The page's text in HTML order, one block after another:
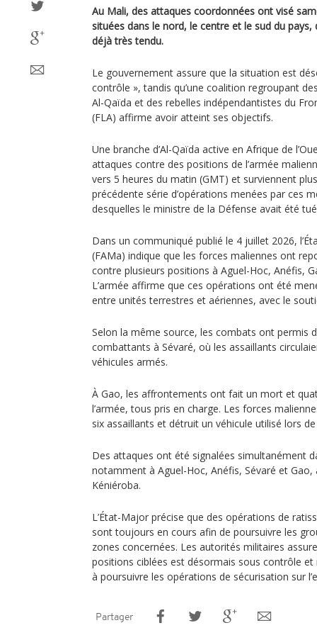
Au Mali, des attaques coordonnées ont visé
situées dans le nord, le centre et le sud du
déjà très tendu.
Le gouvernement assure que la situation est
contrôle », tandis qu’une coalition regroupant
Al-Qaïda et des rebelles indépendantistes du
(FLA) affirme avoir atteint ses objectifs.
Une branche d’Al-Qaïda active en Afrique de
attaques contre des positions de l’armée
vers 5 heures du matin (GMT) et surviennent
précédente série d’opérations menées par ces
desquelles le ministre de la Défense avait été
Dans un communiqué publié le 4 juillet 2026,
(FAMa) indique que les forces maliennes ont
contre plusieurs positions à Aguel-Hoc, Anéfis,
L’armée affirme que ces opérations ont été
entre unités terrestres et aériennes, avec le
Selon la même source, les combats ont permis
combattants à Sévaré, où les assaillants
véhicules armés.
À Gao, les affrontements ont fait un mort et
l’armée, tous pris en charge. Les forces
six assaillants et détruit un véhicule utilisé lors de
Des attaques ont été signalées simultanément
notamment à Aguel-Hoc, Anéfis, Sévaré et Gao,
Kéniéroba.
L’État-Major précise que des opérations de
sont toujours en cours afin de poursuivre les
zones concernées. Les autorités militaires
positions ciblées est désormais sous contrôle
à poursuivre les opérations de sécurisation sur
Partager